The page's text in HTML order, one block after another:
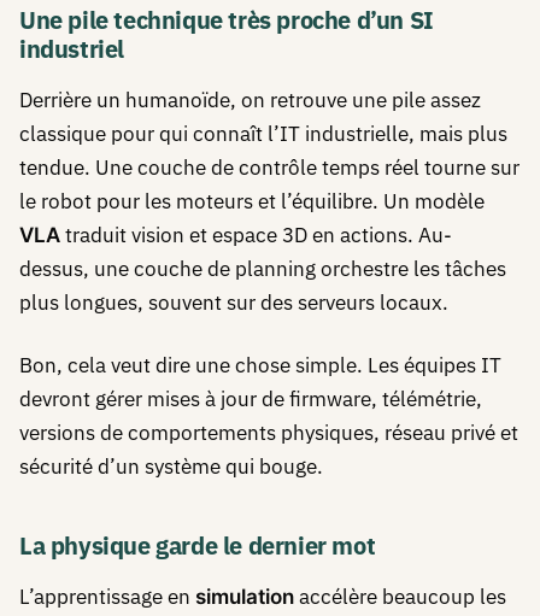
Une pile technique très proche d’un SI
industriel
Derrière un humanoïde, on retrouve une pile assez
classique pour qui connaît l’IT industrielle, mais plus
tendue. Une couche de contrôle temps réel tourne sur
le robot pour les moteurs et l’équilibre. Un modèle
VLA traduit vision et espace 3D en actions. Au-
dessus, une couche de planning orchestre les tâches
plus longues, souvent sur des serveurs locaux.
Bon, cela veut dire une chose simple. Les équipes IT
devront gérer mises à jour de firmware, télémétrie,
versions de comportements physiques, réseau privé et
sécurité d’un système qui bouge.
La physique garde le dernier mot
L’apprentissage en simulation accélère beaucoup les